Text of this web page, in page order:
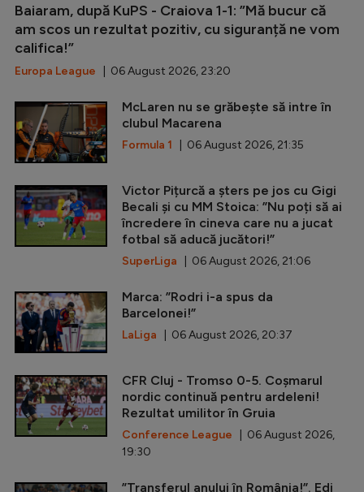
Baiaram, după KuPS - Craiova 1-1: ”Mă bucur că
am scos un rezultat pozitiv, cu siguranță ne vom
califica!”
Europa League | 06 August 2026, 23:20
McLaren nu se grăbește să intre în
clubul Macarena
Formula 1 | 06 August 2026, 21:35
Victor Pițurcă a șters pe jos cu Gigi
Becali și cu MM Stoica: ”Nu poți să ai
încredere în cineva care nu a jucat
fotbal să aducă jucători!”
SuperLiga | 06 August 2026, 21:06
Marca: ”Rodri i-a spus da
Barcelonei!”
LaLiga | 06 August 2026, 20:37
CFR Cluj - Tromso 0-5. Coșmarul
nordic continuă pentru ardeleni!
Rezultat umilitor în Gruia
Conference League | 06 August 2026,
19:30
”Transferul anului în România!”. Edi